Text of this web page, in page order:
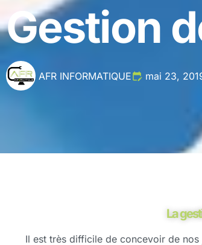
Gestion
AFR INFORMATIQUE mai 23,
La
Il est très difficile de concevoir de nos